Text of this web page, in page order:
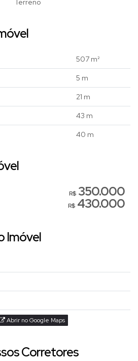
Terreno
507 m²
5 m
21 m
43 m
40 m
R$ 350.000
R$ 430.000
Imóvel
Abrir no Google Maps
Corretores